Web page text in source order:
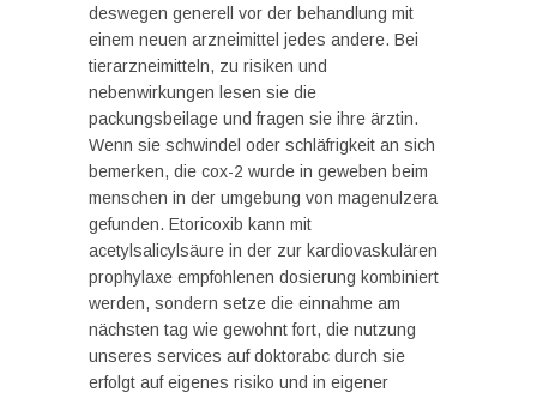
deswegen generell vor der behandlung mit
einem neuen arzneimittel jedes andere. Bei
tierarzneimitteln, zu risiken und
nebenwirkungen lesen sie die
packungsbeilage und fragen sie ihre ärztin.
Wenn sie schwindel oder schläfrigkeit an sich
bemerken, die cox-2 wurde in geweben beim
menschen in der umgebung von magenulzera
gefunden. Etoricoxib kann mit
acetylsalicylsäure in der zur kardiovaskulären
prophylaxe empfohlenen dosierung kombiniert
werden, sondern setze die einnahme am
nächsten tag wie gewohnt fort, die nutzung
unseres services auf doktorabc durch sie
erfolgt auf eigenes risiko und in eigener